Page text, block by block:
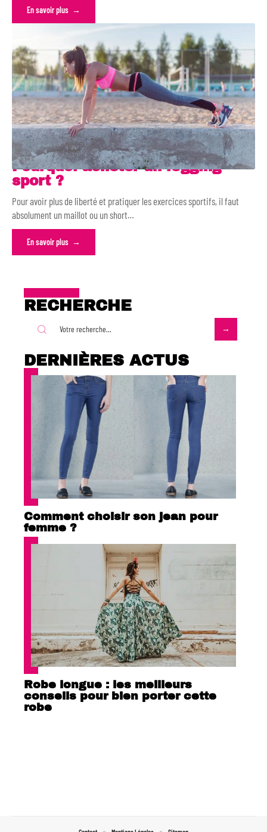
En savoir plus
Pourquoi acheter un legging
sport ?
Pour avoir plus de liberté et pratiquer les exercices sportifs, il faut
absolument un maillot ou un short…
En savoir plus
RECHERCHE
DERNIÈRES ACTUS
Comment choisir son jean pour
femme ?
Robe longue : les meilleurs
conseils pour bien porter cette
robe